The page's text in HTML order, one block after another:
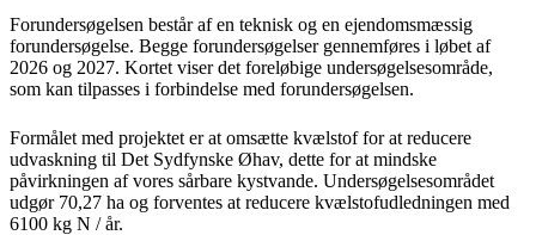
Forundersøgelsen består af en teknisk og en ejendomsmæssig
forundersøgelse. Begge forundersøgelser gennemføres i løbet af
2026 og 2027. Kortet viser det foreløbige undersøgelsesområde,
som kan tilpasses i forbindelse med forundersøgelsen.
Formålet med projektet er at omsætte kvælstof for at reducere
udvaskning til Det Sydfynske Øhav, dette for at mindske
påvirkningen af vores sårbare kystvande. Undersøgelsesområdet
udgør 70,27 ha og forventes at reducere kvælstofudledningen med
6100 kg N / år.